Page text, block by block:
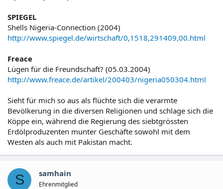
SPIEGEL
Shells Nigeria-Connection (2004)
http://www.spiegel.de/wirtschaft/0,1518,291409,00.html
Freace
Lügen für die Freundschaft? (05.03.2004)
http://www.freace.de/artikel/200403/nigeria050304.html
Sieht für mich so aus als flüchte sich die verarmte
Bevölkerung in die diversen Religionen und schlage sich die
Köppe ein, während die Regierung des siebtgrössten
Erdölproduzenten munter Geschäfte sowohl mit dem
Westen als auch mit Pakistan macht.
S samhain
Ehrenmitglied